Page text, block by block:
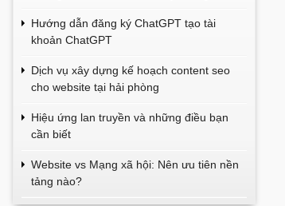
Hướng dẫn đăng ký ChatGPT tạo tài
khoản ChatGPT
Dịch vụ xây dựng kế hoạch content seo
cho website tại hải phòng
Hiệu ứng lan truyền và những điều bạn
cần biết
Website vs Mạng xã hội: Nên ưu tiên nền
tảng nào?